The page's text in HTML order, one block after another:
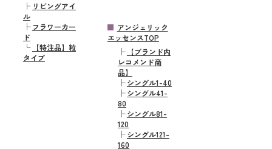
├ リビングアイ
ル
├ フラワーカー
ド
└ 【特注品】粒
タイプ
アンジェリック
エッセンスTOP
├
【ブランド内
レコメンド商
品】
├ シングル1-40
├ シングル41-
80
├ シングル81-
120
├ シングル121-
160